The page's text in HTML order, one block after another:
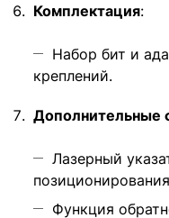
Комплектация:
Набор бит и
креплений.
Дополнительные
Лазерный
Функция